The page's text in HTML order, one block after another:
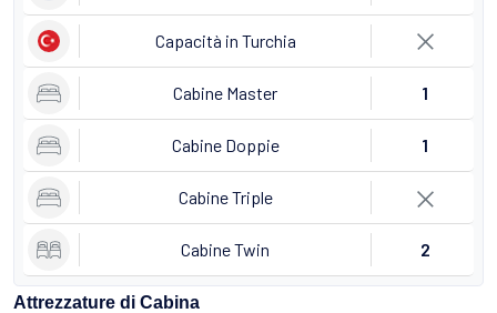
Capacità in Turchia
Cabine Master 1
Cabine Doppie 1
Cabine Triple
Cabine Twin 2
Attrezzature di Cabina